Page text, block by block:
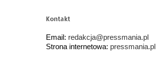
Kontakt
Email: redakcja@pressmania.pl
Strona internetowa: pressmania.pl